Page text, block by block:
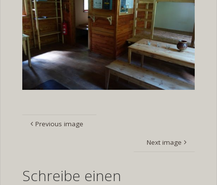
Previous image
Next image
Schreibe einen